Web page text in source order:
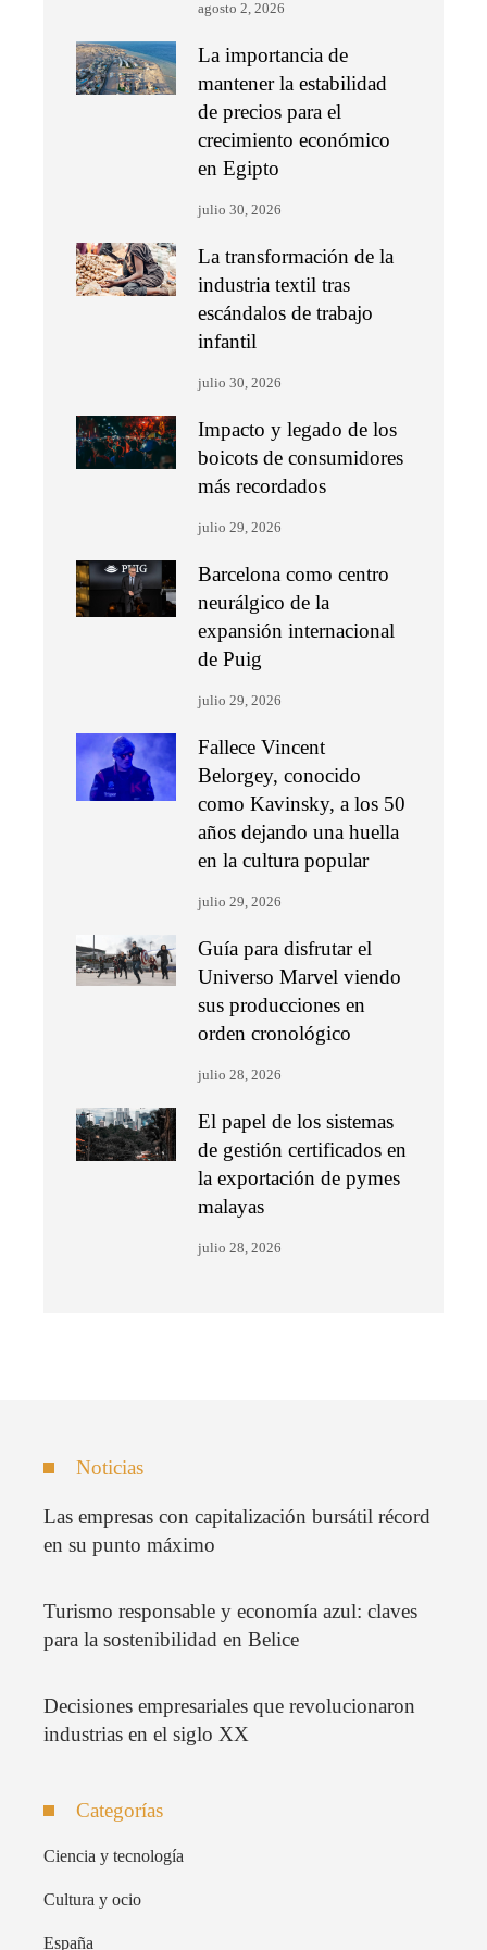
agosto 2, 2026
La importancia de
mantener la estabilidad
de precios para el
crecimiento económico
en Egipto
julio 30, 2026
La transformación de la
industria textil tras
escándalos de trabajo
infantil
julio 30, 2026
Impacto y legado de los
boicots de consumidores
más recordados
julio 29, 2026
Barcelona como centro
neurálgico de la
expansión internacional
de Puig
julio 29, 2026
Fallece Vincent
Belorgey, conocido
como Kavinsky, a los 50
años dejando una huella
en la cultura popular
julio 29, 2026
Guía para disfrutar el
Universo Marvel viendo
sus producciones en
orden cronológico
julio 28, 2026
El papel de los sistemas
de gestión certificados en
la exportación de pymes
malayas
julio 28, 2026
Noticias
Las empresas con capitalización bursátil récord
en su punto máximo
Turismo responsable y economía azul: claves
para la sostenibilidad en Belice
Decisiones empresariales que revolucionaron
industrias en el siglo XX
Categorías
Ciencia y tecnología
Cultura y ocio
España